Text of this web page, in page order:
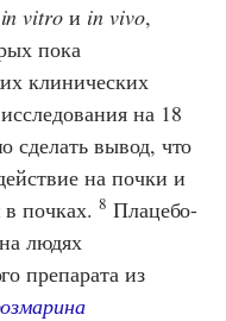
in vitro и in vivo,
пока
клинических
на 18
сделать вывод, что
на почки и
почках. 8 Плацебо-
людях
препарата из